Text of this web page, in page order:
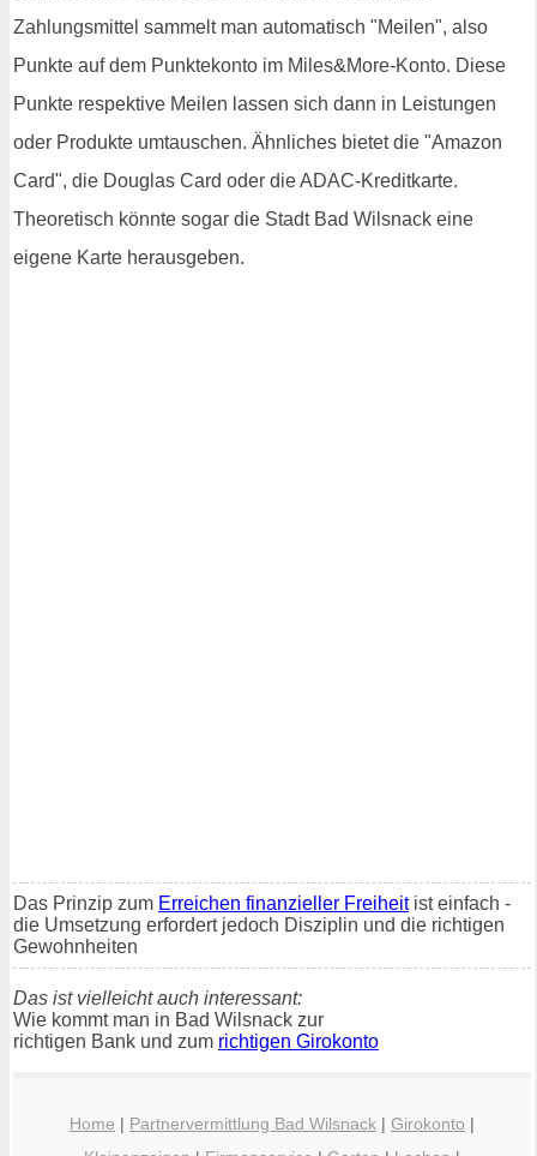
Zahlungsmittel sammelt man automatisch "Meilen", also
Punkte auf dem Punktekonto im Miles&More-Konto. Diese
Punkte respektive Meilen lassen sich dann in Leistungen
oder Produkte umtauschen. Ähnliches bietet die "Amazon
Card", die Douglas Card oder die ADAC-Kreditkarte.
Theoretisch könnte sogar die Stadt Bad Wilsnack eine
eigene Karte herausgeben.
Das Prinzip zum Erreichen finanzieller Freiheitist einfach -
die Umsetzung erfordert jedoch Disziplin und die richtigen
Gewohnheiten
Das ist vielleicht auch interessant:
Wie kommt man in Bad Wilsnack zur
richtigen Bank und zum richtigen Girokonto
Home | Partnervermittlung Bad Wilsnack | Girokonto |